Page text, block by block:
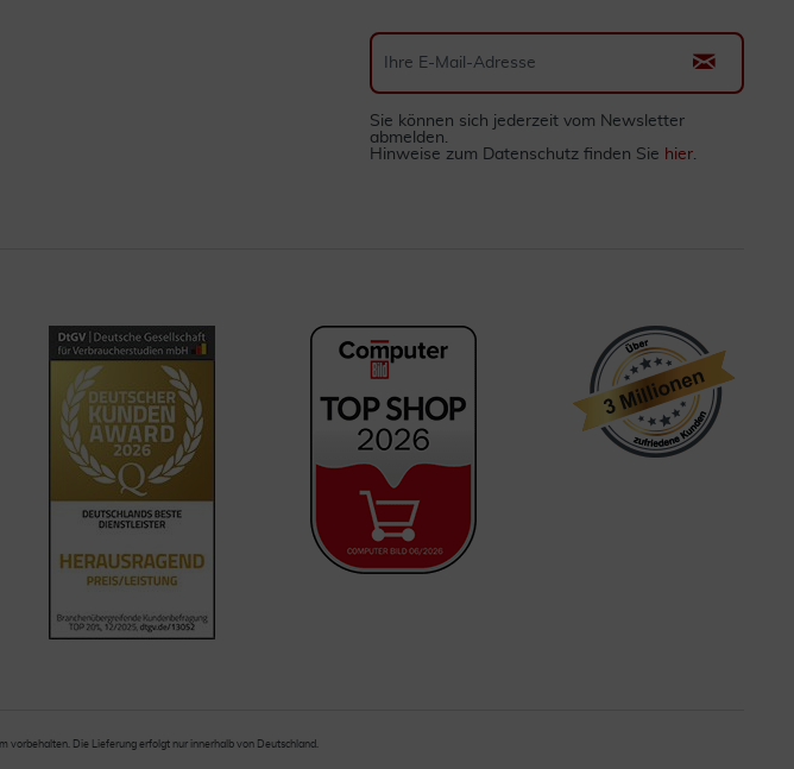
Sie können sich jederzeit vom Newsletter
abmelden.
Hinweise zum Datenschutz finden Sie hier.
vorbehalten. Die Lieferung erfolgt nur innerhalb von Deutschland.